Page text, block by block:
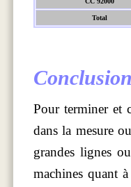
Total
Pour terminer et
dans la mesure
grandes lignes
machines quant